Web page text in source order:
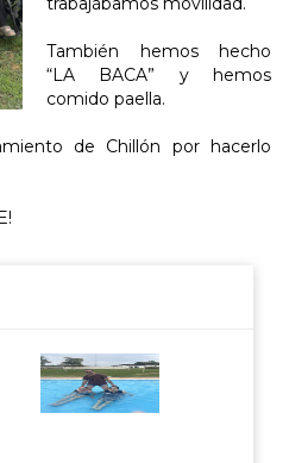
También hemos hecho
“LA BACA” y hemos
comido paella.
de Chillón por hacerlo